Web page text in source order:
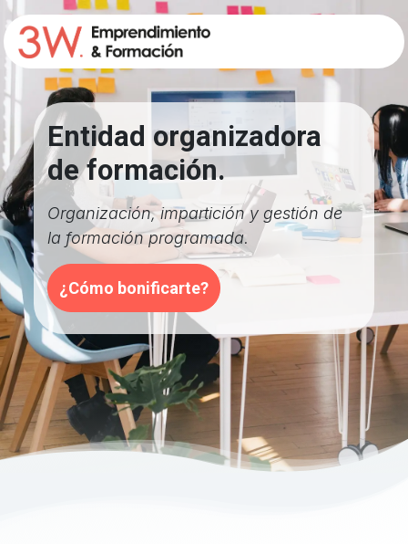
Ir al contenido
Entidad organizadora
de formación.
Organización, impartición y gestión de
la formación programada.
​​¿Cómo bonificarte?